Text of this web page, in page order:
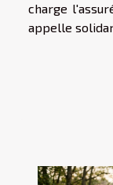
charge
appelle